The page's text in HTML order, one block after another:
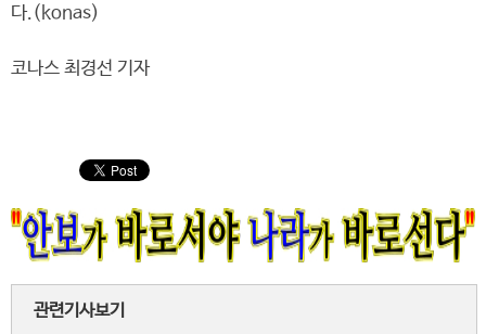
다.(konas)
코나스 최경선 기자
관련기사보기